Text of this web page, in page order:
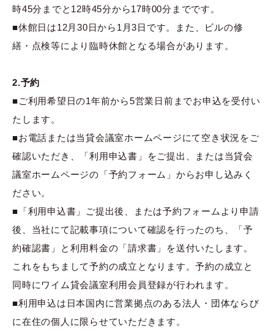
時45分までと12時45分から17時00分までです。
■休館日は12月30日から1月3日です。また、ビルの修
繕・点検等により臨時休館となる場合があります。
2.予約
■ご利用希望日の1年前から5営業日前までお申込を受付い
たします。
■お電話または当貸会議室ホームページにて空き状況をご
確認いただき、「利用申込書」をご提出、または当貸会
議室ホームページの「予約フォーム」からお申し込みく
ださい。
■「利用申込書」ご提出後、または予約フォームより申請
後、当社にて記載事項について確認を行ったのち、「予
約確認書」と利用料金の「請求書」を送付いたします。
これをもちまして予約の成立となります。予約の成立と
同時にワイム貸会議室利用会員登録が行われます。
■利用申込は日本国内に営業拠点のある法人・団体ならび
に在住の個人に限らせていただきます。